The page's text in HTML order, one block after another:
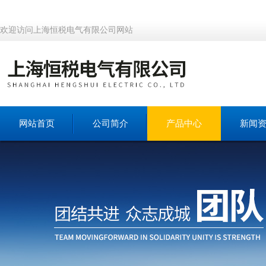
欢迎访问上海恒税电气有限公司网站
网站首页 公司简介 产品中心 新闻